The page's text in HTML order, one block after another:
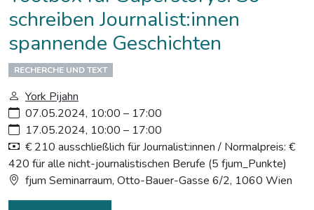
schreiben Journalist:innen
spannende Geschichten
RECHERCHE UND TEXT
York Pijahn
07.05.2024, 10:00 – 17:00
17.05.2024, 10:00 – 17:00
€ 210 ausschließlich für Journalist:innen / Normalpreis: €
420 für alle nicht-journalistischen Berufe (5 fjum_Punkte)
fjum Seminarraum, Otto-Bauer-Gasse 6/2, 1060 Wien